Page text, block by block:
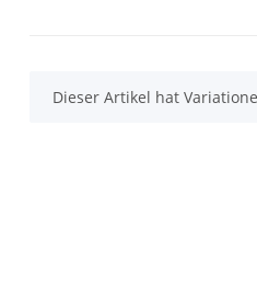
x
Dieser Artikel hat